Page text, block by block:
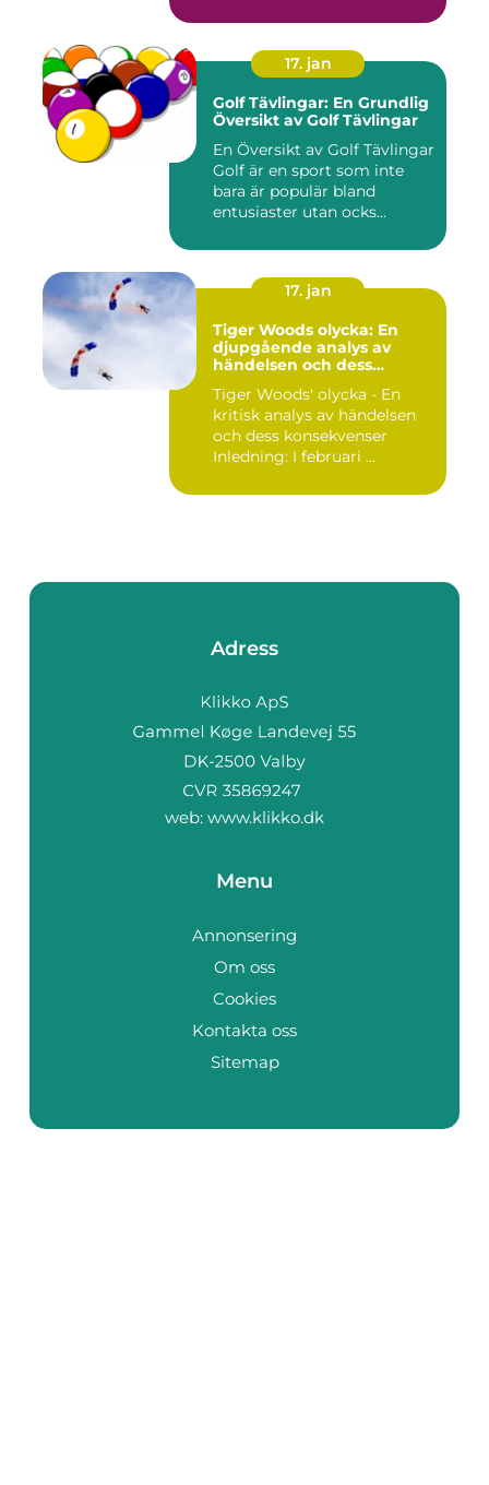
17. jan
Golf Tävlingar: En Grundlig
Översikt av Golf Tävlingar
En Översikt av Golf Tävlingar
Golf är en sport som inte
bara är populär bland
entusiaster utan ocks...
17. jan
Tiger Woods olycka: En
djupgående analys av
händelsen och dess
Tiger Woods' olycka - En
kritisk analys av händelsen
och dess konsekvenser
Inledning: I februari ...
Adress
web: www.klikko.dk
Menu
Annonsering
Om oss
Cookies
Kontakta oss
Sitemap